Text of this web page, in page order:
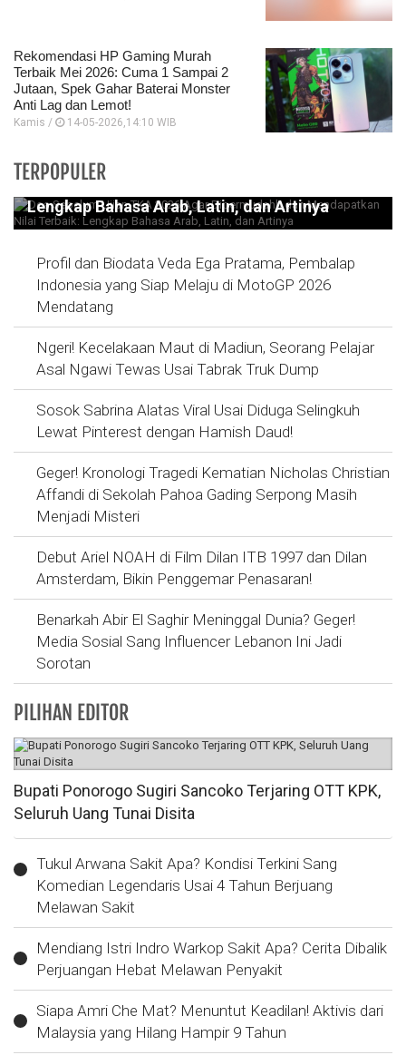
Rekomendasi HP Gaming Murah
Terbaik Mei 2026: Cuma 1 Sampai 2
Jutaan, Spek Gahar Baterai Monster
Anti Lag dan Lemot!
Kamis / 14-05-2026,14:10 WIB
TERPOPULER
Doa Sebelum Ujian TKA 2026 Agar
Dipermudahh dan Mendapatkan Nilai Terbaik:
Lengkap Bahasa Arab, Latin, dan Artinya
Profil dan Biodata Veda Ega Pratama, Pembalap
Indonesia yang Siap Melaju di MotoGP 2026
Mendatang
Ngeri! Kecelakaan Maut di Madiun, Seorang Pelajar
Asal Ngawi Tewas Usai Tabrak Truk Dump
Sosok Sabrina Alatas Viral Usai Diduga Selingkuh
Lewat Pinterest dengan Hamish Daud!
Geger! Kronologi Tragedi Kematian Nicholas Christian
Affandi di Sekolah Pahoa Gading Serpong Masih
Menjadi Misteri
Debut Ariel NOAH di Film Dilan ITB 1997 dan Dilan
Amsterdam, Bikin Penggemar Penasaran!
Benarkah Abir El Saghir Meninggal Dunia? Geger!
Media Sosial Sang Influencer Lebanon Ini Jadi
Sorotan
PILIHAN EDITOR
Bupati Ponorogo Sugiri Sancoko Terjaring OTT KPK,
Seluruh Uang Tunai Disita
Tukul Arwana Sakit Apa? Kondisi Terkini Sang
Komedian Legendaris Usai 4 Tahun Berjuang
Melawan Sakit
Mendiang Istri Indro Warkop Sakit Apa? Cerita Dibalik
Perjuangan Hebat Melawan Penyakit
Siapa Amri Che Mat? Menuntut Keadilan! Aktivis dari
Malaysia yang Hilang Hampir 9 Tahun